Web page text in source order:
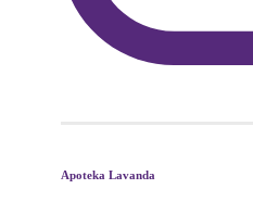
Apoteka Lavanda